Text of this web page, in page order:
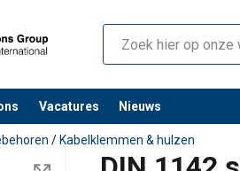
Vacatures Nieuws
/ Kabelklemmen & hulzen